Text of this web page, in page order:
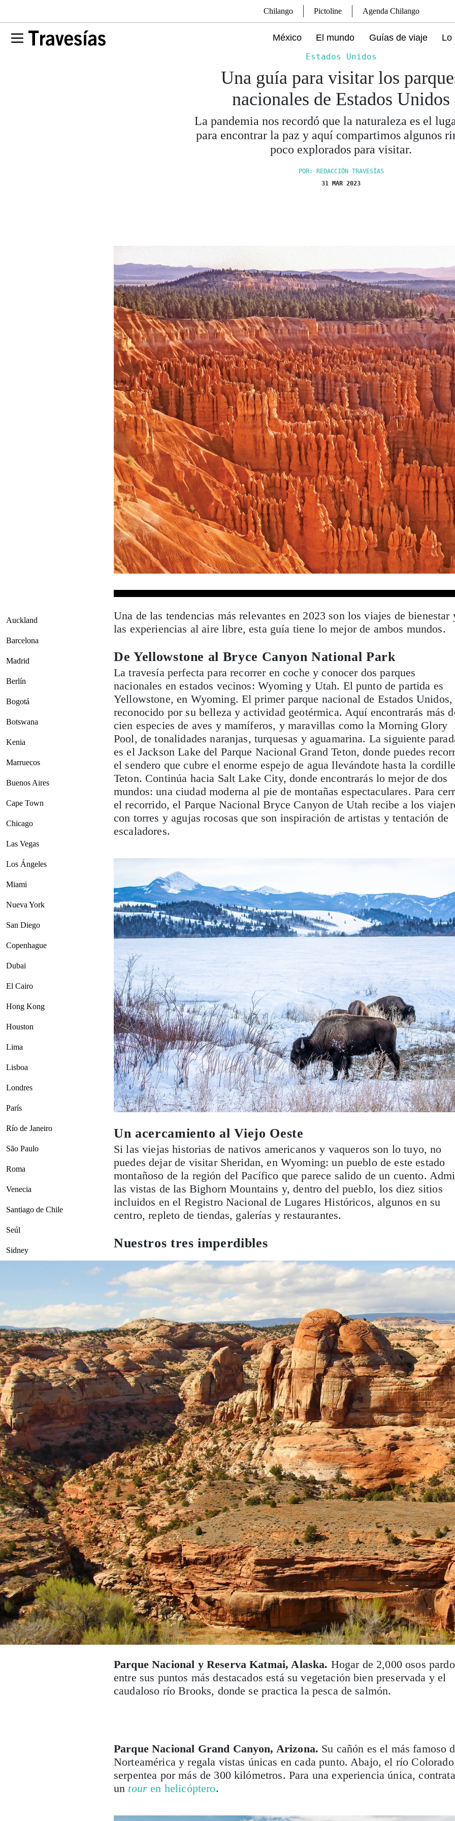
Chilango Pictoline Agenda Chilango
México El mundo Guías de viaje Lo
Estados Unidos
Una guía para visitar los
nacionales de Estados Unidos
La pandemia nos recordó que la naturaleza es el
para encontrar la paz y aquí compartimos algunos
poco explorados para visitar.
POR: REDACCIÓN TRAVESÍAS
31 MAR 2023
Auckland
Barcelona
Madrid
Berlín
Bogotá
Botswana
Kenia
Marruecos
Buenos Aires
Cape Town
Chicago
Las Vegas
Los Ángeles
Miami
Nueva York
San Diego
Copenhague
Dubai
El Cairo
Hong Kong
Houston
Lima
Lisboa
Londres
París
Río de Janeiro
São Paulo
Roma
Venecia
Santiago de Chile
Seúl
Sidney
Vancouver
Una de las tendencias más relevantes en 2023 son los viajes de bienestar
las experiencias al aire libre, esta guía tiene lo mejor de ambos mundos.
De Yellowstone al Bryce Canyon National Park
La travesía perfecta para recorrer en coche y conocer dos parques
nacionales en estados vecinos: Wyoming y Utah. El punto de partida es
Yellowstone, en Wyoming. El primer parque nacional de Estados Unidos,
reconocido por su belleza y actividad geotérmica. Aquí encontrarás más
cien especies de aves y mamíferos, y maravillas como la Morning Glory
Pool, de tonalidades naranjas, turquesas y aguamarina. La siguiente
es el Jackson Lake del Parque Nacional Grand Teton, donde puedes
el sendero que cubre el enorme espejo de agua llevándote hasta la
Teton. Continúa hacia Salt Lake City, donde encontrarás lo mejor de dos
mundos: una ciudad moderna al pie de montañas espectaculares. Para
el recorrido, el Parque Nacional Bryce Canyon de Utah recibe a los
con torres y agujas rocosas que son inspiración de artistas y tentación de
escaladores.
Un acercamiento al Viejo Oeste
Si las viejas historias de nativos americanos y vaqueros son lo tuyo, no
puedes dejar de visitar Sheridan, en Wyoming: un pueblo de este estado
montañoso de la región del Pacífico que parece salido de un cuento.
las vistas de las Bighorn Mountains y, dentro del pueblo, los diez sitios
incluidos en el Registro Nacional de Lugares Históricos, algunos en su
centro, repleto de tiendas, galerías y restaurantes.
Nuestros tres imperdibles
Parque Nacional y Reserva Katmai, Alaska. Hogar de 2,000 osos
entre sus puntos más destacados está su vegetación bien preservada y el
caudaloso río Brooks, donde se practica la pesca de salmón.
Parque Nacional Grand Canyon, Arizona. Su cañón es el más famoso
Norteamérica y regala vistas únicas en cada punto. Abajo, el río Colorado
serpentea por más de 300 kilómetros. Para una experiencia única, contrata
un tour en helicóptero.